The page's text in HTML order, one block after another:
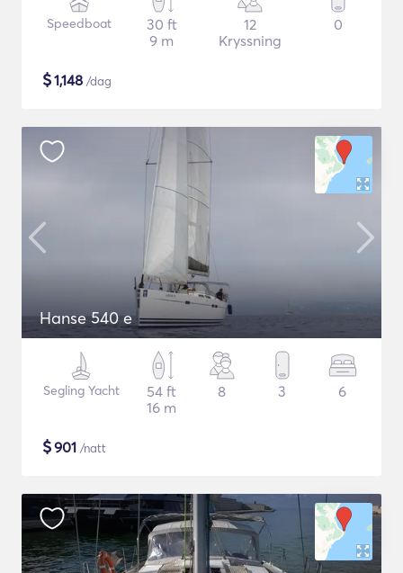
Speedboat
30 ft
9 m
12
Kryssning
0
$1,148 /dag
Hanse 540 e
Segling Yacht
54 ft
16 m
8 3 6
$901 /natt